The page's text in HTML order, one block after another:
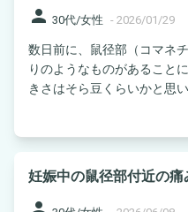
person 30代/女性 - 2026/01/29
数日前に、鼠径部（コマネ
りのようなものがあること
きさはそら豆くらいかと思い
妊娠中の鼠径部付近の痛